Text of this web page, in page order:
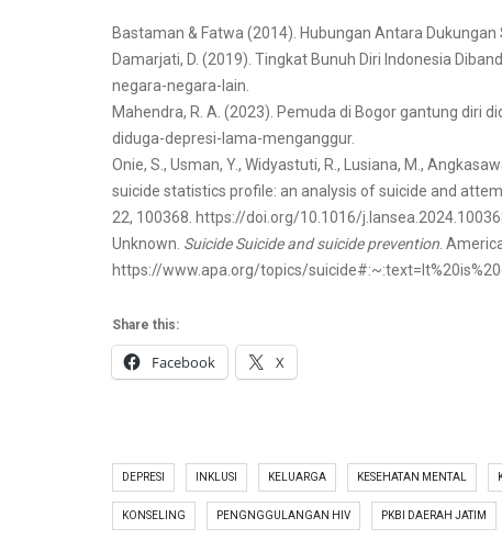
Bastaman & Fatwa (2014). Hubungan Antara
Damarjati, D. (2019). Tingkat Bunuh Diri Indonesia
negara-negara-lain.
Mahendra, R. A. (2023). Pemuda di Bogor gantung
diduga-depresi-lama-menganggur.
Onie, S., Usman, Y., Widyastuti, R., Lusiana, M.,
suicide statistics profile: an analysis of suicide and
22, 100368. https://doi.org/10.1016/
Unknown. Suicide Suicide and suicide prevention .
https://www.apa.org/topics/
Share this:
Facebook X
DEPRESI INKLUSI KELUARGA KESEHATAN MENTAL
KONSELING PENGNGGULANGAN HIV PKBI DAERAH JATIM